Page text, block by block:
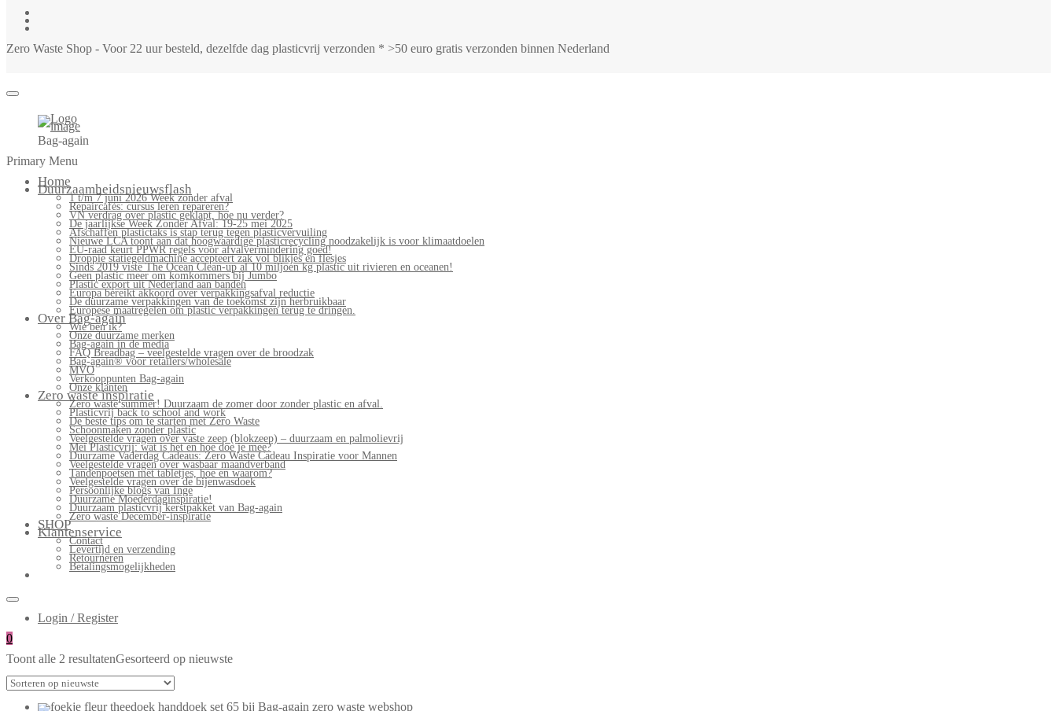
Zero Waste Shop - Voor 22 uur besteld, dezelfde dag plasticvrij verzonden * >50 euro gratis verzonden binnen Nederland
Bag-again
Primary Menu
Home
Duurzaamheidsnieuwsflash
1 t/m 7 juni 2026 Week zonder afval
Repaircafés: cursus leren repareren?
VN verdrag over plastic geklapt, hoe nu verder?
De jaarlijkse Week Zonder Afval: 19-25 mei 2025
Afschaffen plastictaks is stap terug tegen plasticvervuiling
Nieuwe LCA toont aan dat hoogwaardige plasticrecycling noodzakelijk is voor klimaatdoelen
EU-raad keurt PPWR regels voor afvalvermindering goed!
Droppie statiegeldmachine accepteert zak vol blikjes en flesjes
Sinds 2019 viste The Ocean Clean-up al 10 miljoen kg plastic uit rivieren en oceanen!
Geen plastic meer om komkommers bij Jumbo
Plastic export uit Nederland aan banden
Europa bereikt akkoord over verpakkingsafval reductie
De duurzame verpakkingen van de toekomst zijn herbruikbaar
Europese maatregelen om plastic verpakkingen terug te dringen.
Over Bag-again
Wie ben ik?
Onze duurzame merken
Bag-again in de media
FAQ Breadbag – veelgestelde vragen over de broodzak
Bag-again® voor retailers/wholesale
MVO
Verkooppunten Bag-again
Onze klanten
Zero waste inspiratie
Zero waste summer! Duurzaam de zomer door zonder plastic en afval.
Plasticvrij back to school and work
De beste tips om te starten met Zero Waste
Schoonmaken zonder plastic
Veelgestelde vragen over vaste zeep (blokzeep) – duurzaam en palmolievrij
Mei Plasticvrij: wat is het en hoe doe je mee?
Duurzame Vaderdag Cadeaus: Zero Waste Cadeau Inspiratie voor Mannen
Veelgestelde vragen over wasbaar maandverband
Tandenpoetsen met tabletjes, hoe en waarom?
Veelgestelde vragen over de bijenwasdoek
Persoonlijke blogs van Inge
Duurzame Moederdaginspiratie!
Duurzaam plasticvrij kerstpakket van Bag-again
Zero waste December-inspiratie
SHOP
Klantenservice
Contact
Levertijd en verzending
Retourneren
Betalingsmogelijkheden
Login / Register
0
Toont alle 2 resultatenGesorteerd op nieuwste